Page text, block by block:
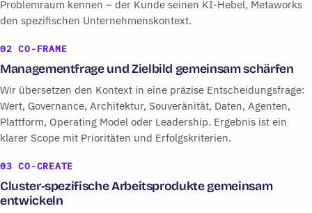
Problemraum kennen – der Kunde seinen KI-Hebel, Metaworks
den spezifischen Unternehmenskontext.
02 CO-FRAME
Managementfrage und Zielbild gemeinsam schärfen
Wir übersetzen den Kontext in eine präzise Entscheidungsfrage:
Wert, Governance, Architektur, Souveränität, Daten, Agenten,
Plattform, Operating Model oder Leadership. Ergebnis ist ein
klarer Scope mit Prioritäten und Erfolgskriterien.
03 CO-CREATE
Cluster-spezifische Arbeitsprodukte gemeinsam
entwickeln